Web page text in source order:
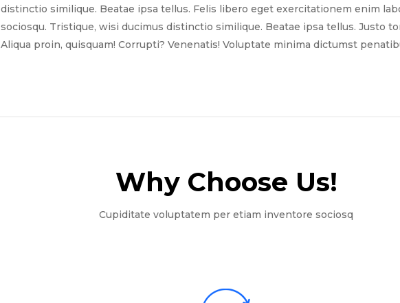
distinctio similique. Beatae ipsa tellus. Felis libero eget exercitationem enim
sociosqu. Tristique, wisi ducimus distinctio similique. Beatae ipsa tellus. Justo
Aliqua proin, quisquam! Corrupti? Venenatis! Voluptate minima dictumst
Why Choose Us!​
Cupiditate voluptatem per etiam inventore sociosq